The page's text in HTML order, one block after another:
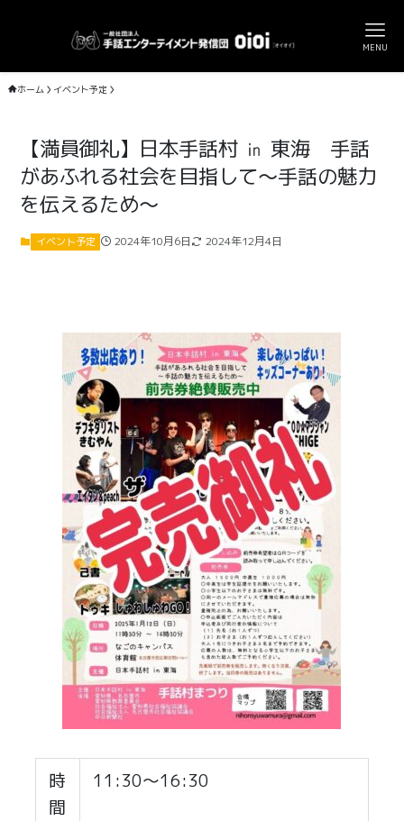
MENU
ホーム イベント予定
【満員御礼】日本手話村 ㏌ 東海 手話
があふれる社会を目指して～手話の魅力
を伝えるため～
イベント予定 2024年10月6日 2024年12月4日
時
間
11:30～16:30